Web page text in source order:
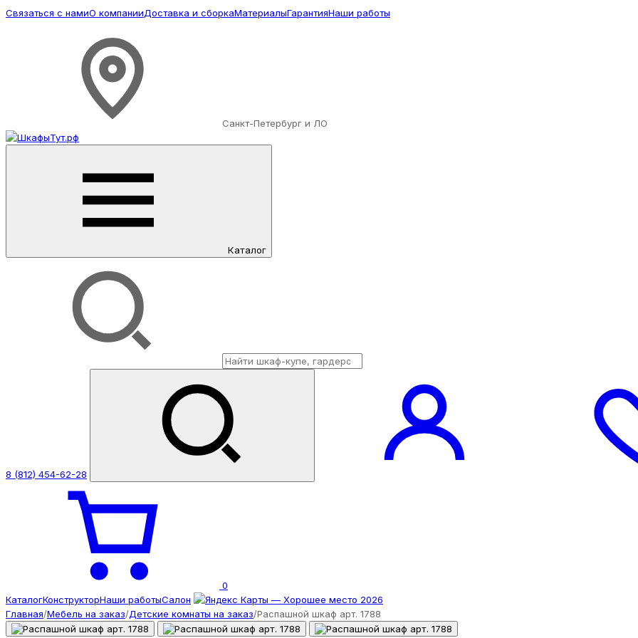
Связаться с намиО компанииДоставка и сборкаМатериалыГарантияНаши работы
Санкт-Петербург и ЛО
Каталог
8 (812) 454-62-28
0
КаталогКонструкторНаши работыСалон
Главная/Мебель на заказ/Детские комнаты на заказ/Распашной шкаф арт. 1788